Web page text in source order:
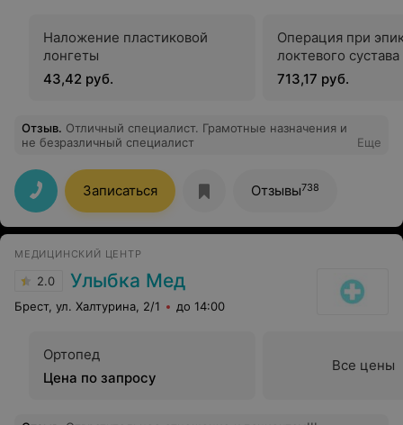
Наложение пластиковой
лонгеты
43,42 руб.
Операция при
локтевого сустава
713,17 руб.
Отзыв. Отличный специалист. Грамотные назначения и
не безразличный специалист
Еще
Записаться Отзывы738
МЕДИЦИНСКИЙ ЦЕНТР
2.0 Улыбка Мед
Брест, ул. Халтурина, 2/1 до 14:00
Ортопед
Цена по запросу
Все цены